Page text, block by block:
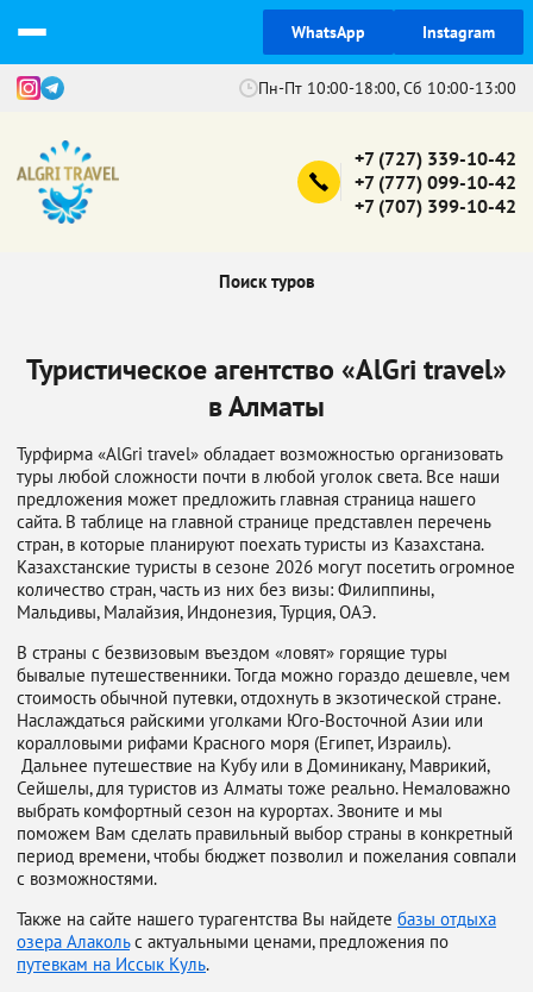
WhatsApp Instagram
Пн-Пт 10:00-18:00, Сб 10:00-13:00
+7 (727) 339-10-42
+7 (777) 099-10-42
+7 (707) 399-10-42
Поиск туров
Туристическое агентство «AlGri travel»
в Алматы
Турфирма «AlGri travel» обладает возможностью организовать
туры любой сложности почти в любой уголок света. Все наши
предложения может предложить главная страница нашего
сайта. В таблице на главной странице представлен перечень
стран, в которые планируют поехать туристы из Казахстана.
Казахстанские туристы в сезоне 2026 могут посетить огромное
количество стран, часть из них без визы: Филиппины,
Мальдивы, Малайзия, Индонезия, Турция, ОАЭ.
В страны с безвизовым въездом «ловят» горящие туры
бывалые путешественники. Тогда можно гораздо дешевле, чем
стоимость обычной путевки, отдохнуть в экзотической стране.
Наслаждаться райскими уголками Юго-Восточной Азии или
коралловыми рифами Красного моря (Египет, Израиль).
Дальнее путешествие на Кубу или в Доминикану, Маврикий,
Сейшелы, для туристов из Алматы тоже реально. Немаловажно
выбрать комфортный сезон на курортах. Звоните и мы
поможем Вам сделать правильный выбор страны в конкретный
период времени, чтобы бюджет позволил и пожелания совпали
с возможностями.
Также на сайте нашего турагентства Вы найдете базы отдыха
озера Алакольс актуальными ценами, предложения по
путевкам на Иссык Куль.